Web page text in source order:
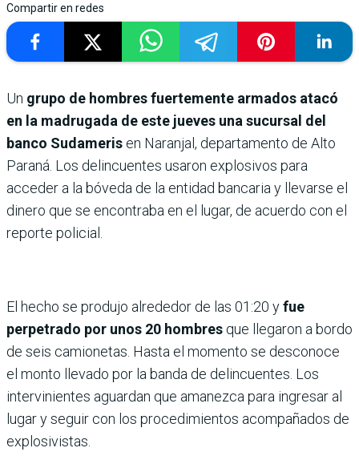
Compartir en redes
Un grupo de hombres fuertemente armados atacó
en la madrugada de este jueves una sucursal del
banco Sudameris en Naranjal, departamento de Alto
Paraná. Los delincuentes usaron explosivos para
acceder a la bóveda de la entidad bancaria y llevarse el
dinero que se encontraba en el lugar, de acuerdo con el
reporte policial.
El hecho se produjo alrededor de las 01:20 yfue
perpetrado por unos 20 hombres que llegaron a bordo
de seis camionetas. Hasta el momento se desconoce
el monto llevado por la banda de delincuentes. Los
intervinientes aguardan que amanezca para ingresar al
lugar y seguir con los procedimientos acompañados de
explosivistas.